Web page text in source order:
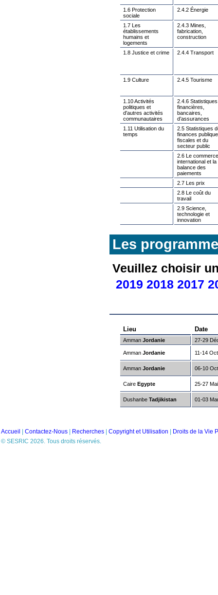
1.6 Protection
sociale
2.4.2 Énergie
1.7 Les
établissements
humains et
logements
2.4.3 Mines,
fabrication,
construction
1.8 Justice et crime 2.4.4 Transport
1.9 Culture 2.4.5 Tourisme
1.10 Activités
politiques et
d'autres activités
communautaires
2.4.6 Statistiques
financières,
bancaires,
d’assurances
1.11 Utilisation du
temps
2.5 Statistiques
finances
fiscales et du
secteur public
2.6 Le commerce
international et la
balance des
paiements
2.7 Les prix
2.8 Le coût du
travail
2.9 Science,
technologie et
innovation
Les
Veuillez choisir
2019 2018 2017
Lieu Date
Amman Jordanie 27-29
Amman Jordanie 11-14
Amman Jordanie 06-10
Caire Egypte 25-27
Dushanbe Tadjikistan 01-03
Accueil Contactez-Nous Recherches Copyright et Utilisation
Droits de la Vie
© SESRIC 2026. Tous droits réservés.